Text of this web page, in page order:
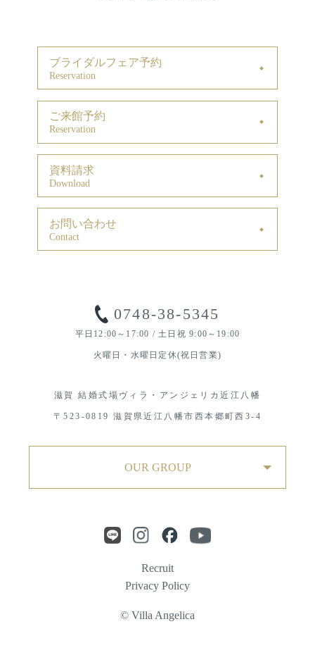
ブライダルフェア予約
Reservation
ご来館予約
Reservation
資料請求
Download
お問い合わせ
Contact
0748-38-5345
平日12:00～17:00 / 土日祝 9:00～19:00
火曜日・水曜日定休(祝日営業)
滋賀 結婚式場ヴィラ・アンジェリカ近江八幡
〒523-0819 滋賀県近江八幡市西本郷町西3-4
OUR GROUP
Recruit
Privacy Policy
© Villa Angelica